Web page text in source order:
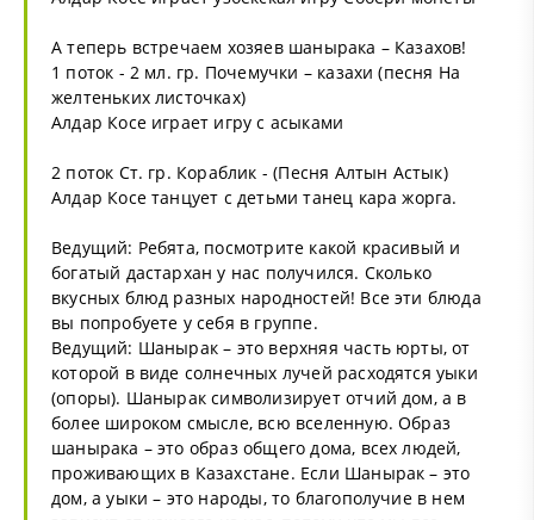
А теперь встречаем хозяев шанырака – Казахов!
1 поток - 2 мл. гр. Почемучки – казахи (песня На
желтеньких листочках)
Алдар Косе играет игру с асыками
2 поток Ст. гр. Кораблик - (Песня Алтын Астык)
Алдар Косе танцует с детьми танец кара жорга.
Ведущий: Ребята, посмотрите какой красивый и
богатый дастархан у нас получился. Сколько
вкусных блюд разных народностей! Все эти блюда
вы попробуете у себя в группе.
Ведущий: Шанырак – это верхняя часть юрты, от
которой в виде солнечных лучей расходятся уыки
(опоры). Шанырак символизирует отчий дом, а в
более широком смысле, всю вселенную. Образ
шанырака – это образ общего дома, всех людей,
проживающих в Казахстане. Если Шанырак – это
дом, а уыки – это народы, то благополучие в нем